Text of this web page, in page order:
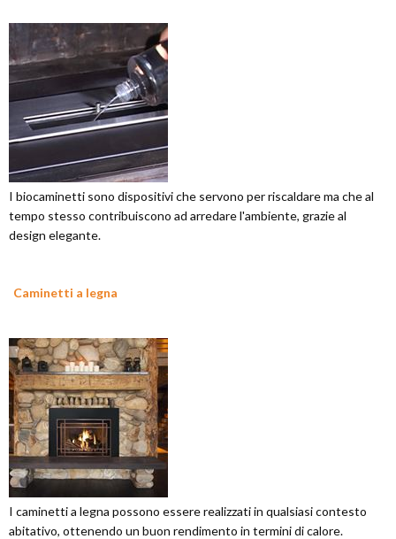
I biocaminetti sono dispositivi che servono per riscaldare ma che al
tempo stesso contribuiscono ad arredare l'ambiente, grazie al
design elegante.
Caminetti a legna
I caminetti a legna possono essere realizzati in qualsiasi contesto
abitativo, ottenendo un buon rendimento in termini di calore.